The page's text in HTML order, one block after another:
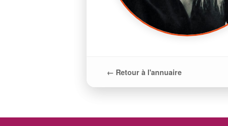
← Retour à l'annuaire